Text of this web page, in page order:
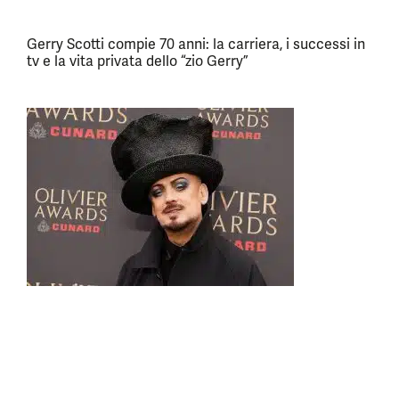
Gerry Scotti compie 70 anni: la carriera, i successi in
tv e la vita privata dello “zio Gerry”